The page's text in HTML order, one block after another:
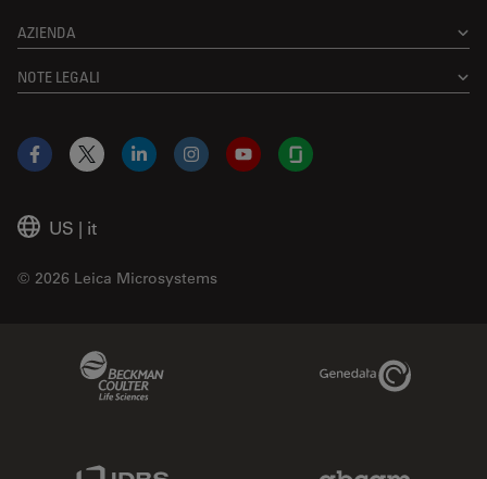
AZIENDA
NOTE LEGALI
US | it
© 2026 Leica Microsystems
Facebook
X LinkedInInstagramYouTubeGlassdoor
Genedata Link
IDBS Link